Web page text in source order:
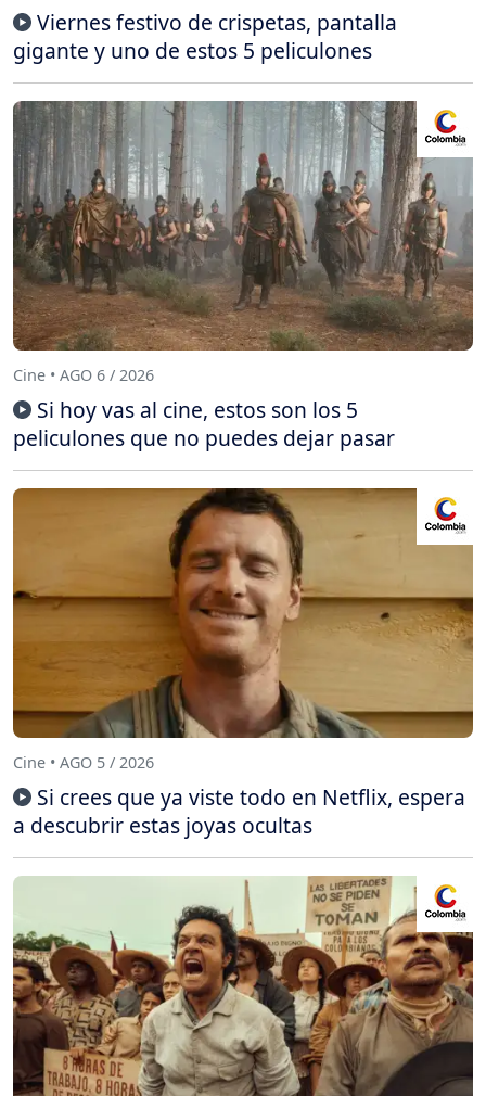
Viernes festivo de crispetas, pantalla
gigante y uno de estos 5 peliculones
Cine • AGO 6 / 2026
Si hoy vas al cine, estos son los 5
peliculones que no puedes dejar pasar
Cine • AGO 5 / 2026
Si crees que ya viste todo en Netflix, espera
a descubrir estas joyas ocultas